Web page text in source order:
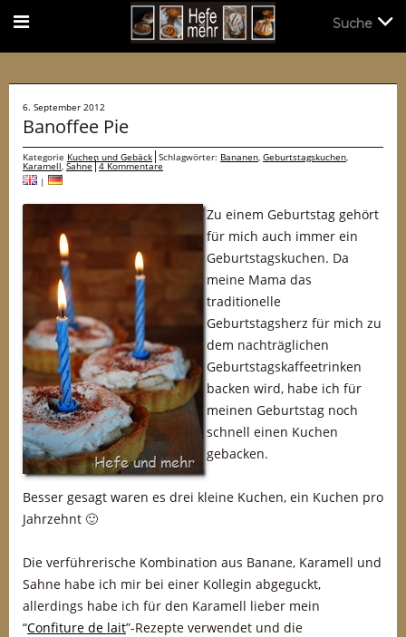
6. September 2012
Banoffee Pie
Kategorie Kuchen und Gebäck Schlagwörter: Bananen, Geburtstagskuchen,
Karamell, Sahne 4 Kommentare
|
Zu einem Geburtstag gehört
für mich auch immer ein
Geburtstagskuchen. Da
meine Mama das
traditionelle
Geburtstagsherz für mich zu
dem nachträglichen
Geburtstagskaffeetrinken
backen wird, habe ich für
meinen Geburtstag noch
schnell einen Kuchen
gebacken.
Besser gesagt waren es drei kleine Kuchen, ein Kuchen pro
Jahrzehnt 🙂
Die verführerische Kombination aus Banane, Karamell und
Sahne habe ich mir bei einer Kollegin abgeguckt,
allerdings habe ich für den Karamell lieber mein
“Confiture de lait”-Rezepte verwendet und die
Suche
Suche